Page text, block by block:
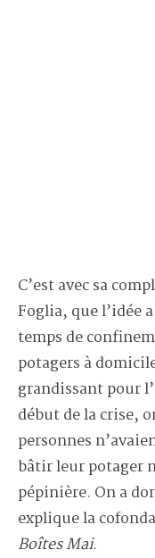
C’est avec sa
Foglia, que l’idée
temps de
potagers à
grandissant pour
début de la crise,
personnes
bâtir leur potager
pépinière. On a
explique la
BoîtesMai.